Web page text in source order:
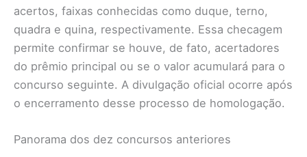
acertos, faixas conhecidas como duque, terno,
quadra e quina, respectivamente. Essa checagem
permite confirmar se houve, de fato, acertadores
do prêmio principal ou se o valor acumulará para o
concurso seguinte. A divulgação oficial ocorre após
o encerramento desse processo de homologação.
Panorama dos dez concursos anteriores